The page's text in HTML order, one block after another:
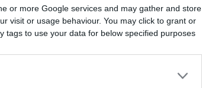
or more Google services and may gather and store
visit or usage behaviour. You may click to grant or
tags to use your data for below specified purposes